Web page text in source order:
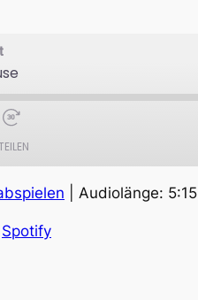
Apple Podcasts
Audiolänge: 5:15
Spotify